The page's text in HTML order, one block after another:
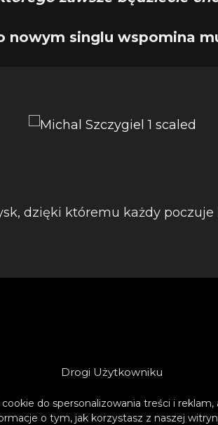
Drogi Użytkowniku
do spersonalizowania treści i
o tym, jak korzystasz z naszej
nowym singlu wspomina
dzięki któremu każdy poczuje